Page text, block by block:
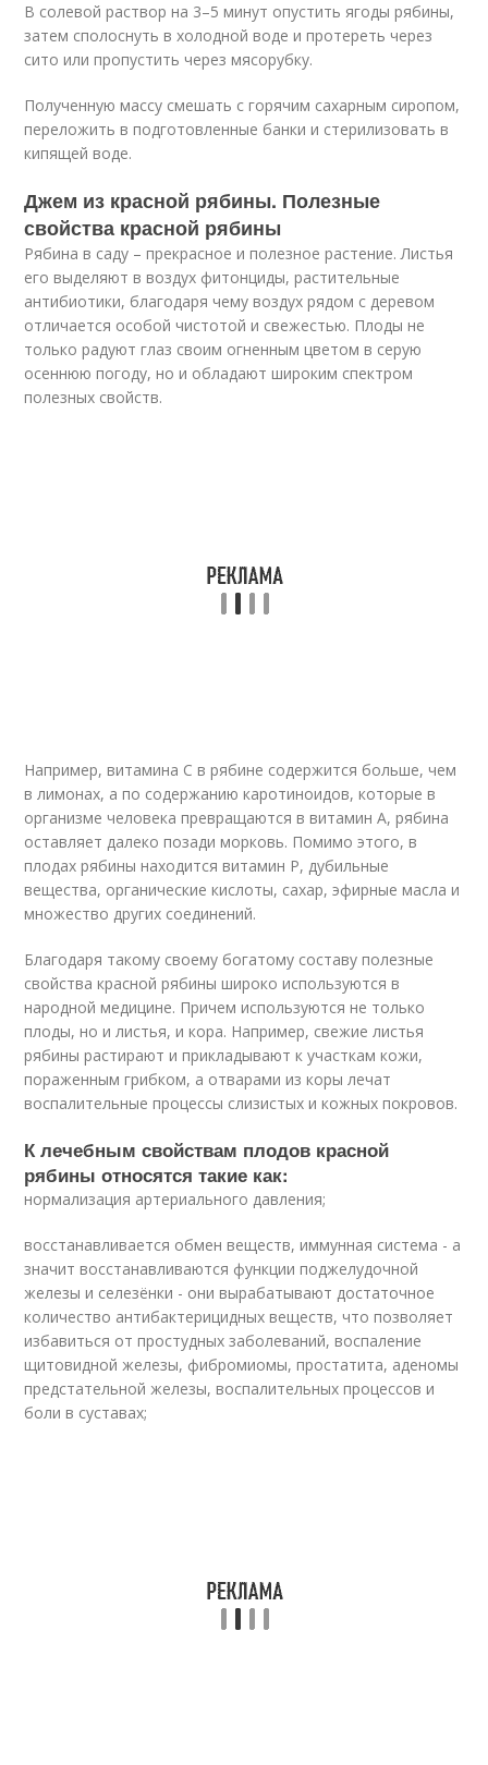
В солевой раствор на 3–5 минут опустить ягоды рябины,
затем сполоснуть в холодной воде и протереть через
сито или пропустить через мясорубку.
Полученную массу смешать с горячим сахарным сиропом,
переложить в подготовленные банки и стерилизовать в
кипящей воде.
Джем из красной рябины. Полезные
свойства красной рябины
Рябина в саду – прекрасное и полезное растение. Листья
его выделяют в воздух фитонциды, растительные
антибиотики, благодаря чему воздух рядом с деревом
отличается особой чистотой и свежестью. Плоды не
только радуют глаз своим огненным цветом в серую
осеннюю погоду, но и обладают широким спектром
полезных свойств.
Например, витамина С в рябине содержится больше, чем
в лимонах, а по содержанию каротиноидов, которые в
организме человека превращаются в витамин А, рябина
оставляет далеко позади морковь. Помимо этого, в
плодах рябины находится витамин Р, дубильные
вещества, органические кислоты, сахар, эфирные масла и
множество других соединений.
Благодаря такому своему богатому составу полезные
свойства красной рябины широко используются в
народной медицине. Причем используются не только
плоды, но и листья, и кора. Например, свежие листья
рябины растирают и прикладывают к участкам кожи,
пораженным грибком, а отварами из коры лечат
воспалительные процессы слизистых и кожных покровов.
К лечебным свойствам плодов красной
рябины относятся такие как:
нормализация артериального давления;
восстанавливается обмен веществ, иммунная система - а
значит восстанавливаются функции поджелудочной
железы и селезёнки - они вырабатывают достаточное
количество антибактерицидных веществ, что позволяет
избавиться от простудных заболеваний, воспаление
щитовидной железы, фибромиомы, простатита, аденомы
предстательной железы, воспалительных процессов и
боли в суставах;